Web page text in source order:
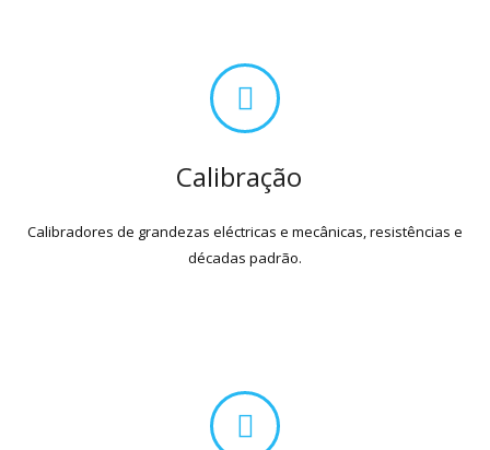
Calibração
Calibradores de grandezas eléctricas e mecânicas, resistências e
décadas padrão.